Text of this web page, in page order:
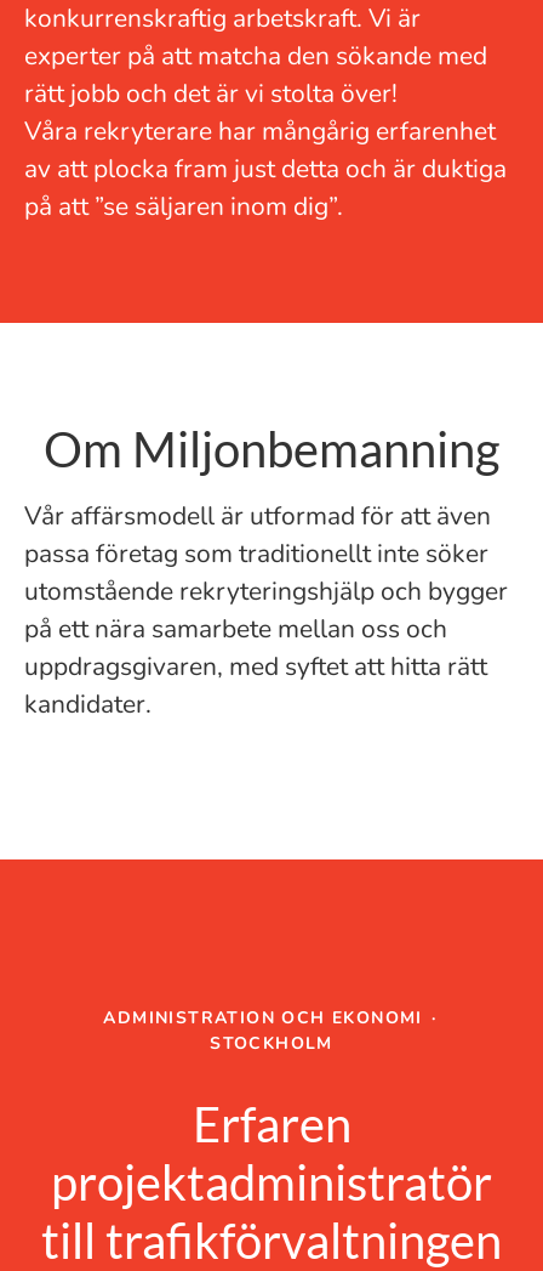
konkurrenskraftig arbetskraft. Vi är
experter på att matcha den sökande med
rätt jobb och det är vi stolta över!
Våra rekryterare har mångårig erfarenhet
av att plocka fram just detta och är duktiga
på att ”se säljaren inom dig”.
Om Miljonbemanning
Vår affärsmodell är utformad för att även
passa företag som traditionellt inte söker
utomstående rekryteringshjälp och bygger
på ett nära samarbete mellan oss och
uppdragsgivaren, med syftet att hitta rätt
kandidater.
ADMINISTRATION OCH EKONOMI ·
STOCKHOLM
Erfaren
projektadministratör
till trafikförvaltningen